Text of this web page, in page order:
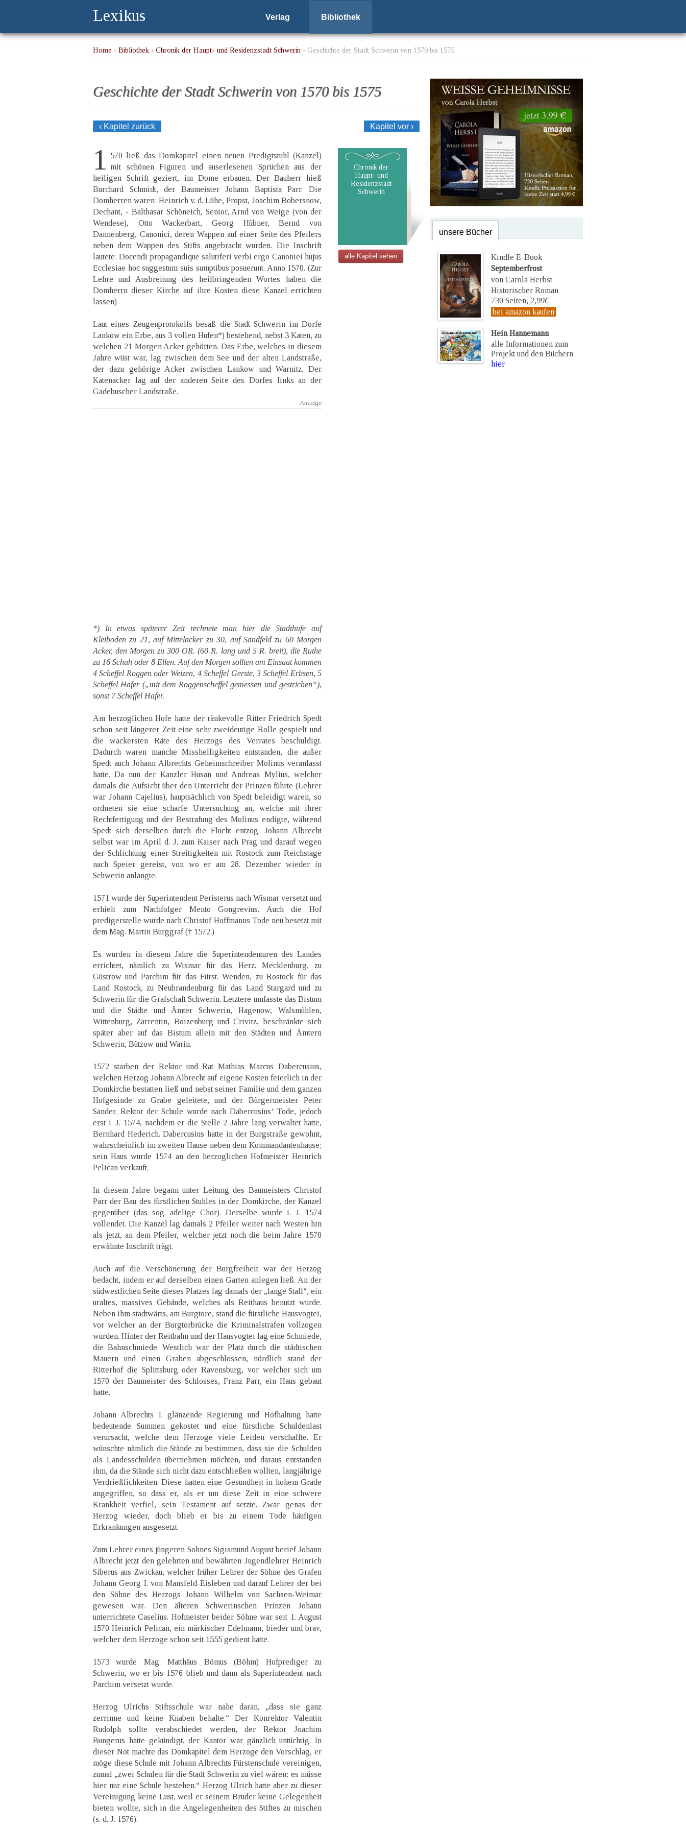
Lexikus Verlag Bibliothek
Home › Bibliothek › Chronik der Haupt- und Residenzstadt Schwerin › Geschichte der Stadt Schwerin von 1570 bis 1575
Geschichte der Stadt Schwerin von 1570 bis 1575
‹ Kapitel zurück Kapitel vor ›
1 570 ließ das Domkapitel einen neuen Predigtstuhl (Kanzel)
mit schönen Figuren und auserlesenen Sprüchen aus der
heiligen Schrift geziert, im Dome erbauen. Der Bauherr hieß
Burchard Schmidt, der Baumeister Johann Baptista Parr. Die
Domherren waren: Heinrich v. d. Lühe, Propst, Joachim Bobersnow,
Dechant, - Balthasar Schöneich, Senior, Arnd von Weige (von der
Wendese), Otto Wackerbart, Georg Hübner, Bernd von
Dannenberg, Canonici, deren Wappen auf einer Seite des Pfeilers
neben dem Wappen des Stifts angebracht wurden. Die Inschrift
lautete: Docendi propagandique salutiferi verbi ergo Canoniei hujus
Ecclesiae hoc suggestum suis sumptibus posuerunt. Anno 1570. (Zur
Lehre und Ausbreitung des heilbringenden Wortes haben die
Domherrn dieser Kirche auf ihre Kosten diese Kanzel errichten
lassen)
Laut eines Zeugenprotokolls besaß die Stadt Schwerin im Dorfe
Lankow ein Erbe, aus 3 vollen Hufen*) bestehend, nebst 3 Katen, zu
welchen 21 Morgen Acker gehörten. Das Erbe, welches in diesem
Jahre wüst war, lag zwischen dem See und der alten Landstraße,
der dazu gehörige Acker zwischen Lankow und Warnitz. Der
Katenacker lag auf der anderen Seite des Dorfes links an der
Gadebuscher Landstraße.
*) In etwas späterer Zeit rechnete man hier die Stadthufe auf
Kleiboden zu 21, auf Mittelacker zu 30, auf Sandfeld zu 60 Morgen
Acker, den Morgen zu 300 OR. (60 R. lang und 5 R. breit), die Ruthe
zu 16 Schuh oder 8 Ellen. Auf den Morgen sollten am Einsaat kommen
4 Scheffel Roggen oder Weizen, 4 Scheffel Gerste, 3 Scheffel Erbsen, 5
Scheffel Hafer („mit dem Roggenscheffel gemessen und gestrichen“),
sonst 7 Scheffel Hafer.
Am herzoglichen Hofe hatte der ränkevolle Ritter Friedrich Spedt
schon seit längerer Zeit eine sehr zweideutige Rolle gespielt und
die wackersten Räte des Herzogs des Verrates beschuldigt.
Dadurch waren manche Misshelligkeiten entstanden, die außer
Spedt auch Johann Albrechts Geheimschreiber Molinus veranlasst
hatte. Da nun der Kanzler Husan und Andreas Mylius, welcher
damals die Aufsicht über den Unterricht der Prinzen führte (Lehrer
war Johann Cajelius), hauptsächlich von Spedt beleidigt waren, so
ordneten sie eine scharfe Untersuchung an, welche mit ihrer
Rechtfertigung und der Bestrafung des Molinus endigte, während
Spedt sich derselben durch die Flucht entzog. Johann Albrecht
selbst war im April d. J. zum Kaiser nach Prag und darauf wegen
der Schlichtung einer Streitigkeiten mit Rostock zum Reichstage
nach Speier gereist, von wo er am 28. Dezember wieder in
Schwerin anlangte.
1571 wurde der Superintendent Peristerus nach Wismar versetzt und
erhielt zum Nachfolger Mento Gongrevius. Auch die Hof
predigerstelle wurde nach Christof Hoffmanns Tode neu besetzt mit
dem Mag. Martin Burggraf († 1572.)
Es wurden in diesem Jahre die Superintendenturen des Landes
errichtet, nämlich zu Wismar für das Herz. Mecklenburg, zu
Güstrow und Parchim für das Fürst. Wenden, zu Rostock für das
Land Rostock, zu Neubrandenburg für das Land Stargard und zu
Schwerin für die Grafschaft Schwerin. Letztere umfasste das Bistum
und die Städte und Ämter Schwerin, Hagenow, Walsmühlen,
Wittenburg, Zarrentin, Boizenburg und Crivitz, beschränkte sich
später aber auf das Bistum allein mit den Städten und Ämtern
Schwerin, Bützow und Warin.
1572 starben der Rektor und Rat Mathias Marcus Dabercusius,
welchen Herzog Johann Albrecht auf eigene Kosten feierlich in der
Domkirche bestatten ließ und nebst seiner Familie und dem ganzen
Hofgesinde zu Grabe geleitete, und der Bürgermeister Peter
Sander. Rektor der Schule wurde nach Dabercusius’ Tode, jedoch
erst i. J. 1574, nachdem er die Stelle 2 Jahre lang verwaltet hatte,
Bernhard Hederich. Dabercusius hatte in der Burgstraße gewohnt,
wahrscheinlich im zweiten Hause neben dem Kommandantenhause;
sein Haus wurde 1574 an den herzoglichen Hofmeister Heinrich
Pelican verkauft.
In diesem Jahre begann unter Leitung des Baumeisters Christof
Parr der Bau des fürstlichen Stuhles in der Domkirche, der Kanzel
gegenüber (das sog. adelige Chor). Derselbe wurde i. J. 1574
vollendet. Die Kanzel lag damals 2 Pfeiler weiter nach Westen hin
als jetzt, an dem Pfeiler, welcher jetzt noch die beim Jahre 1570
erwähnte Inschrift trägt.
Auch auf die Verschönerung der Burgfreiheit war der Herzog
bedacht, indem er auf derselben einen Garten anlegen ließ. An der
südwestlichen Seite dieses Platzes lag damals der „lange Stall“, ein
uraltes, massives Gebäude, welches als Reithaus benutzt wurde.
Neben ihm stadtwärts, am Burgtore, stand die fürstliche Hausvogtei,
vor welcher an der Burgtorbrücke die Kriminalstrafen vollzogen
wurden. Hinter der Reitbahn und der Hausvogtei lag eine Schmiede,
die Bahnschmiede. Westlich war der Platz durch die städtischen
Mauern und einen Graben abgeschlossen, nördlich stand der
Ritterhof die Splittsburg oder Ravensburg, vor welcher sich um
1570 der Baumeister des Schlosses, Franz Parr, ein Haus gebaut
hatte.
Johann Albrechts I. glänzende Regierung und Hofhaltung hatte
bedeutende Summen gekostet und eine fürstliche Schuldenlast
verursacht, welche dem Herzoge viele Leiden verschaffte. Er
wünschte nämlich die Stände zu bestimmen, dass sie die Schulden
als Landesschulden übernehmen möchten, und daraus entstanden
ihm, da die Stände sich nicht dazu entschließen wollten, langjährige
Verdrießlichkeiten. Diese hatten eine Gesundheit in hohem Grade
angegriffen, so dass er, als er um diese Zeit in eine schwere
Krankheit verfiel, sein Testament auf setzte. Zwar genas der
Herzog wieder, doch blieb er bis zu einem Tode häufigen
Erkrankungen ausgesetzt.
Zum Lehrer eines jüngeren Sohnes Sigismund August berief Johann
Albrecht jetzt den gelehrten und bewährten Jugendlehrer Heinrich
Siberus aus Zwickau, welcher früher Lehrer der Söhne des Grafen
Johann Georg I. von Mansfeld-Eisleben und darauf Lehrer der bei
den Söhne des Herzogs Johann Wilhelm von Sachsen-Weimar
gewesen war. Den älteren Schwerinschen Prinzen Johann
unterrichtete Caselius. Hofmeister beider Söhne war seit 1. August
1570 Heinrich Pelican, ein märkischer Edelmann, bieder und brav,
welcher dem Herzoge schon seit 1555 gedient hatte.
1573 wurde Mag. Matthäus Bömus (Böhm) Hofprediger zu
Schwerin, wo er bis 1576 blieb und dann als Superintendent nach
Parchim versetzt wurde.
Herzog Ulrichs Stiftsschule war nahe daran, „dass sie ganz
zerrinne und keine Knaben behalte.“ Der Konrektor Valentin
Rudolph sollte verabschiedet werden, der Rektor Joachim
Bungerus hatte gekündigt, der Kantor war gänzlich untüchtig. In
dieser Not machte das Domkapitel dem Herzoge den Vorschlag, er
möge diese Schule mit Johann Albrechts Fürstenschule vereinigen,
zumal „zwei Schulen für die Stadt Schwerin zu viel wären; es müsse
hier nur eine Schule bestehen.“ Herzog Ulrich hatte aber zu dieser
Vereinigung keine Lust, weil er seinem Bruder keine Gelegenheit
bieten wollte, sich in die Angelegenheiten des Stiftes zu mischen
(s. d. J. 1576).
Chronik der
Haupt- und
Residenzstadt
Schwerin
alle Kapitel sehen
unsere Bücher
Kindle E-Book
Septemberfrost
von Carola Herbst
Historischer Roman
730 Seiten, 2,99€
bei amazon kaufen
Hein Hannemann
alle Informationen zum
Projekt und den Büchern
hier